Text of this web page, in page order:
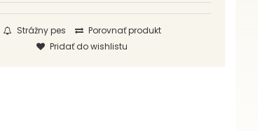
Strážny pes
Porovnať produkt
Pridať do wishlistu